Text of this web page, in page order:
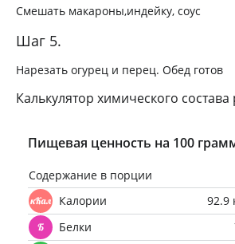
Смешать макароны,индейку, соус
Шаг 5.
Нарезать огурец и перец. Обед готов
Калькулятор химического состава
Пищевая ценность на 100
Содержание в порции
Калории
92.9
Белки